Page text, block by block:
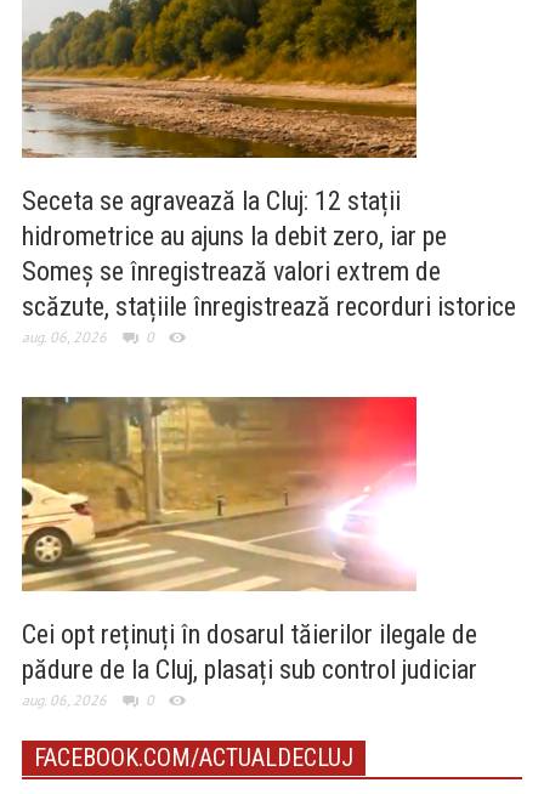
Seceta se agravează la Cluj: 12 stații
hidrometrice au ajuns la debit zero, iar pe
Someș se înregistrează valori extrem de
scăzute, stațiile înregistrează recorduri istorice
aug. 06, 2026 0
Cei opt reținuți în dosarul tăierilor ilegale de
pădure de la Cluj, plasați sub control judiciar
aug. 06, 2026 0
FACEBOOK.COM/ACTUALDECLUJ